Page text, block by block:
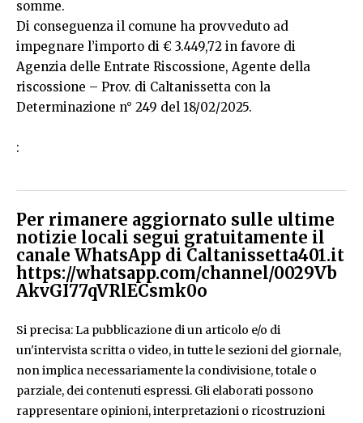
somme.
Di conseguenza il comune ha provveduto ad
impegnare l’importo di € 3.449,72 in favore di
Agenzia delle Entrate Riscossione, Agente della
riscossione – Prov. di Caltanissetta con la
Determinazione n° 249 del 18/02/2025.
:
Per rimanere aggiornato sulle ultime
notizie locali segui gratuitamente il
canale WhatsApp di Caltanissetta401.it
https://whatsapp.com/channel/0029Vb
AkvGI77qVRlECsmk0o
Si precisa: La pubblicazione di un articolo e/o di
un'intervista scritta o video, in tutte le sezioni del giornale,
non implica necessariamente la condivisione, totale o
parziale, dei contenuti espressi. Gli elaborati possono
rappresentare opinioni, interpretazioni o ricostruzioni